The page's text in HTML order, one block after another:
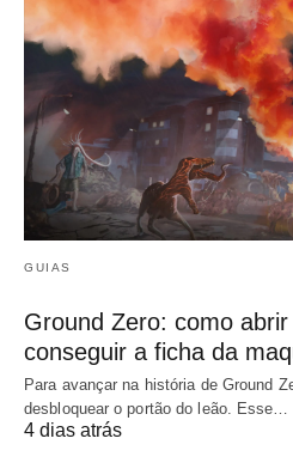
GUIAS
Ground Zero: como
conseguir a ficha da
Para avançar na história de Ground
desbloquear o portão do leão. Esse…
4 dias atrás